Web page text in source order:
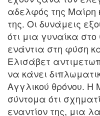
αδελφός της Μαίρη
της. Οι δυνάμεις
ότι μια γυναίκα
ενάντια στη φύση
Ελισάβετ
να κάνει
Αγγλικού θρόνου.
σύντομα ότι
εναντίον της, μια